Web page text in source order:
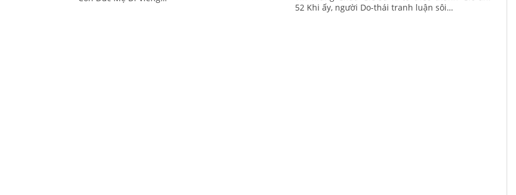
52 Khi ấy, người Do-thái tranh luận sôi…